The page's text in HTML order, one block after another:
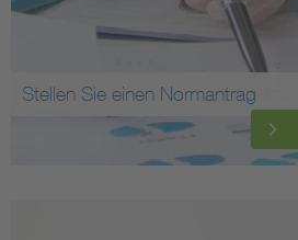
Stellen Sie einen Normantrag